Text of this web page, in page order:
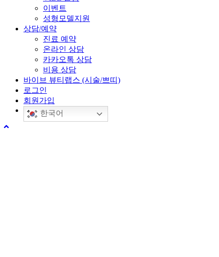
이벤트
성형모델지원
상담/예약
진료 예약
온라인 상담
카카오톡 상담
비용 상담
바이브 뷰티랩스 (시술/쁘띠)
로그인
회원가입
한국어